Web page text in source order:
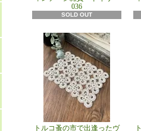
036
SOLD OUT
トルコ蚤の市で出逢ったヴ